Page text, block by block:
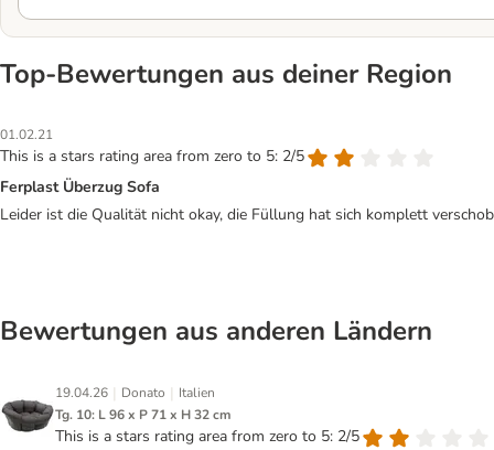
Top‑Bewertungen aus deiner Region
01.02.21
This is a stars rating area from zero to 5: 2/5
Ferplast Überzug Sofa
Leider ist die Qualität nicht okay, die Füllung hat sich komplett
Bewertungen aus anderen Ländern
19.04.26 | Donato | Italien
Tg. 10: L 96 x P 71 x H 32 cm
This is a stars rating area from zero to 5: 2/5